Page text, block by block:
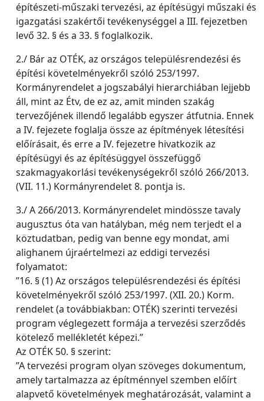
építészeti-műszaki tervezési, az építésügyi műszaki és
igazgatási szakértői tevékenységgel a III. fejezetben
levő 32. § és a 33. § foglalkozik.
2./ Bár az OTÉK, az országos településrendezési és
építési követelményekről szóló 253/1997.
Kormányrendelet a jogszabályi hierarchiában lejjebb
áll, mint az Étv, de ez az, amit minden szakág
tervezőjének illendő legalább egyszer átfutnia. Ennek
a IV. fejezete foglalja össze az építmények létesítési
előírásait, és erre a IV. fejezetre hivatkozik az
építésügyi és az építésüggyel összefüggő
szakmagyakorlási tevékenységekről szóló 266/2013.
(VII. 11.) Kormányrendelet 8. pontja is.
3./ A 266/2013. Kormányrendelet mindössze tavaly
augusztus óta van hatályban, még nem terjedt el a
köztudatban, pedig van benne egy mondat, ami
alighanem újraértelmezi az eddigi tervezési
folyamatot:
”16. § (1) Az országos településrendezési és építési
követelményekről szóló 253/1997. (XII. 20.) Korm.
rendelet (a továbbiakban: OTÉK) szerinti tervezési
program véglegezett formája a tervezési szerződés
kötelező mellékletét képezi.”
Az OTÉK 50. § szerint:
”A tervezési program olyan szöveges dokumentum,
amely tartalmazza az építménnyel szemben előírt
alapvető követelmények meghatározását, valamint a